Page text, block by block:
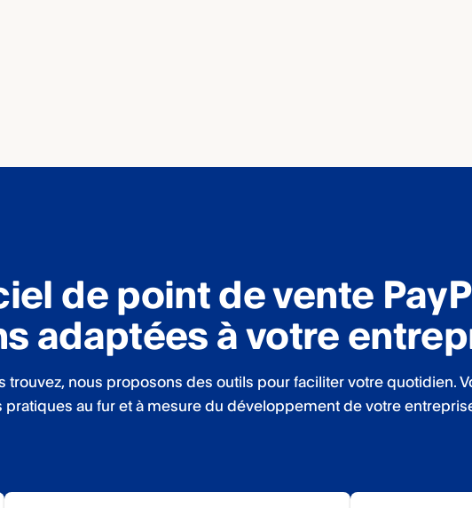
de point de vente
adaptées à votre
nous proposons des outils pour faciliter votre quotidien.
pratiques au fur et à mesure du développement de votre